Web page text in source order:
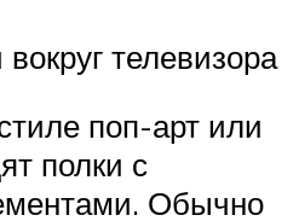
телевизора
поп-арт или
полки с
Обычно